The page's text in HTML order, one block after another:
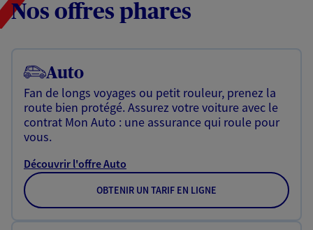
Nos offres phares
Auto
Fan de longs voyages ou petit rouleur, prenez la
route bien protégé. Assurez votre voiture avec le
contrat Mon Auto : une assurance qui roule pour
vous.
Découvrir l'offre Auto
OBTENIR UN TARIF EN LIGNE